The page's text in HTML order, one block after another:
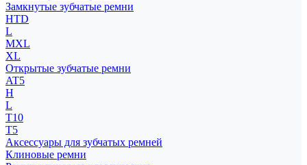
Замкнутые зубчатые ремни
HTD
L
MXL
XL
Открытые зубчатые ремни
AT5
H
L
T10
T5
Аксессуары для зубчатых ремней
Клиновые ремни